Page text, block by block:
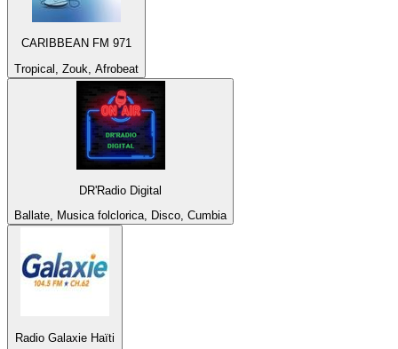
CARIBBEAN FM 971
Tropical, Zouk, Afrobeat
DR'Radio Digital
Ballate, Musica folclorica, Disco, Cumbia
Radio Galaxie Haïti